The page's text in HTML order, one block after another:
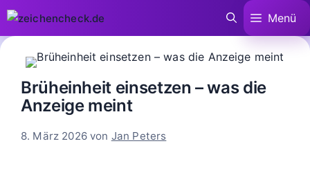
Zum
springen
Menü
Brüheinheit einsetzen – was die
Anzeige meint
8. März 2026 von Jan Peters